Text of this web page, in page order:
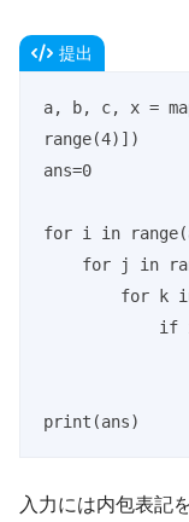
提出
a, b, c, x =
range(4)])
ans=0
for i in
print(ans)
入力には内包表記